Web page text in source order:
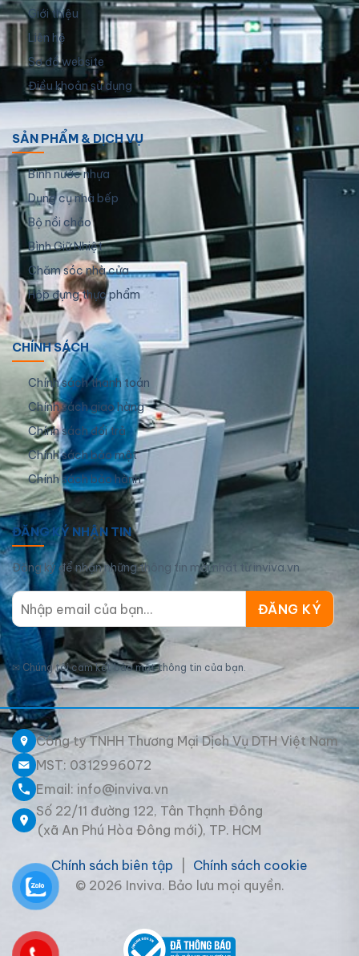
Giới thiệu
Liên hệ
Sơ đồ website
Điều khoản sử dụng
SẢN PHẨM & DỊCH VỤ
Bình nước nhựa
Dụng cụ nhà bếp
Bộ nồi chảo
Bình Giữ Nhiệt
Chăm sóc nhà cửa
Hộp đựng thực phẩm
CHÍNH SÁCH
Chính sách thanh toán
Chính sách giao hàng
Chính sách đổi trả
Chính sách bảo mật
Chính sách bảo hành
ĐĂNG KÝ NHẬN TIN
Đăng ký để nhận những thông tin mới nhất từ inviva.vn
✉ Chúng tôi cam kết bảo mật thông tin của bạn.
Công ty TNHH Thương Mại Dịch Vụ DTH Việt Nam
MST: 0312996072
Email: info@inviva.vn
Số 22/11 đường 122, Tân Thạnh Đông
(xã An Phú Hòa Đông mới), TP. HCM
Chính sách biên tập
Chính sách cookie
© 2026 Inviva. Bảo lưu mọi quyền.